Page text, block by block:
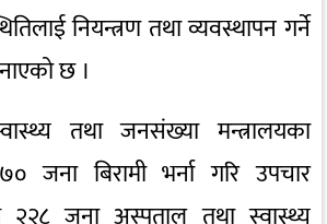
नियन्त्रण तथा व्यवस्थापन गर्ने
छ ।
तथा जनसंख्या मन्त्रालयका
जना बिरामी भर्ना गरि उपचार